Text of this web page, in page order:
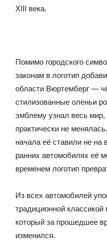
XIII века.
Помимо городского
законам в логотип
области Вюртемберг —
стилизованные оленьи
эмблему узнал весь мир,
практически не
начала её ставили не
ранних автомобилях её
временем логотип
Из всех автомобилей
традиционной классикой
который за прошедшее
изменился.